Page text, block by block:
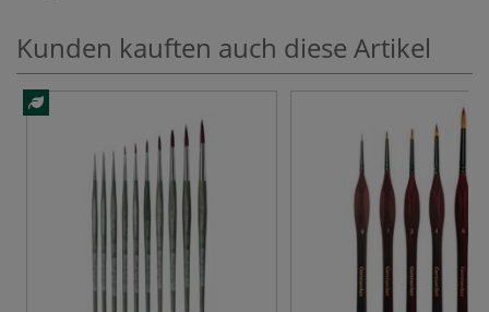
Kunden kauften auch diese Artikel